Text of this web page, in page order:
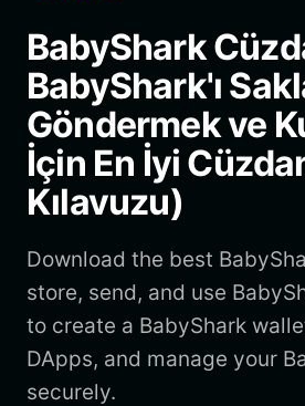
Bahasa Indonesia
ภาษาไทย
Español
Português (Brasil)
Español (Argentina)
BabyShark
BabyShark'ı
Göndermek ve
İçin En İyi
Kılavuzu)
Download the best
store, send, and use
to create a BabyShark
DApps, and manage your
securely.